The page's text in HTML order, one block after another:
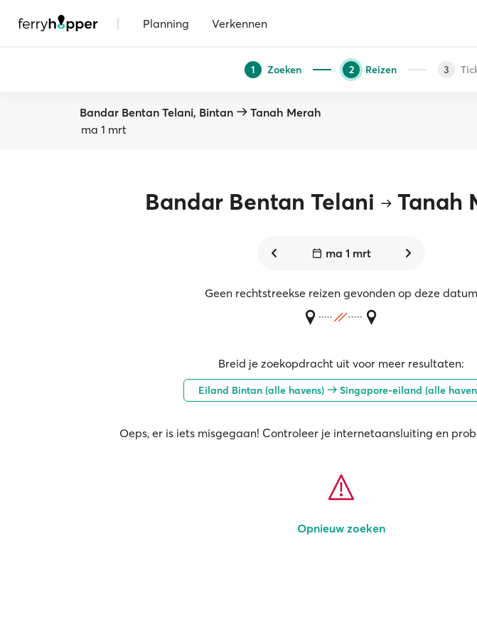
| Planning Verkennen
1 Zoeken 2 Reizen 3
Bandar Bentan Telani, Bintan
Tanah Merah
ma 1 mrt
Bandar Bentan Telani Tanah
ma 1 mrt
Geen rechtstreekse reizen gevonden op deze datum
Breid je zoekopdracht uit voor meer resultaten:
Eiland Bintan (alle havens) Singapore-eiland (alle
Oeps, er is iets misgegaan! Controleer je internetaansluiting en
Opnieuw zoeken